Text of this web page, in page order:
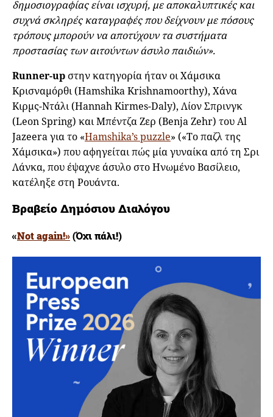
δημοσιογραφίας είναι ισχυρή, με αποκαλυπτικές και
συχνά σκληρές καταγραφές που δείχνουν με πόσους
τρόπους μπορούν να αποτύχουν τα συστήματα
προστασίας των αιτούντων άσυλο παιδιών».
Runner-up στην κατηγορία ήταν οι Χάμσικα
Κρισναμόρθι (Hamshika Krishnamoorthy), Χάνα
Κιρμς-Ντάλι (Hannah Kirmes-Daly), Λίον Σπρινγκ
(Leon Spring) και Μπέντζα Ζερ (Benja Zehr) του Al
Jazeera για το «Hamshika’s puzzle» («Το παζλ της
Χάμσικα») που αφηγείται πώς μία γυναίκα από τη Σρι
Λάνκα, που έψαχνε άσυλο στο Ηνωμένο Βασίλειο,
κατέληξε στη Ρουάντα.
Βραβείο Δημόσιου Διαλόγου
«Not again!»(Όχι πάλι!)